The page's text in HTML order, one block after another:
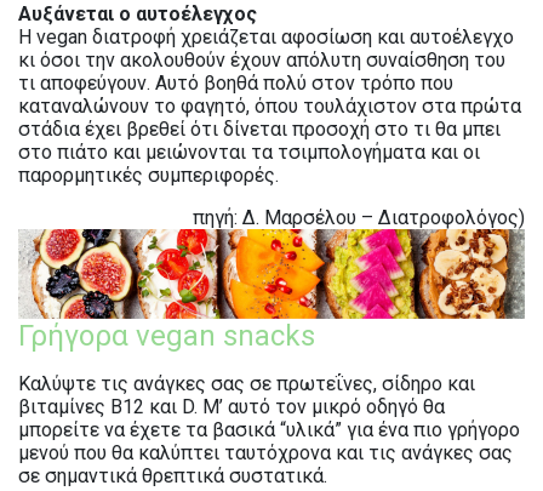
Αυξάνεται ο αυτοέλεγχος
Η vegan διατροφή χρειάζεται αφοσίωση και αυτοέλεγχο
κι όσοι την ακολουθούν έχουν απόλυτη συναίσθηση του
τι αποφεύγουν. Αυτό βοηθά πολύ στον τρόπο που
καταναλώνουν το φαγητό, όπου τουλάχιστον στα πρώτα
στάδια έχει βρεθεί ότι δίνεται προσοχή στο τι θα μπει
στο πιάτο και μειώνονται τα τσιμπολογήματα και οι
παρορμητικές συμπεριφορές.
πηγή: Δ. Μαρσέλου – Διατροφολόγος)
Γρήγορα vegan snacks
Καλύψτε τις ανάγκες σας σε πρωτεΐνες, σίδηρο και
βιταμίνες Β12 και D. Μ’ αυτό τον μικρό οδηγό θα
μπορείτε να έχετε τα βασικά “υλικά” για ένα πιο γρήγορο
μενού που θα καλύπτει ταυτόχρονα και τις ανάγκες σας
σε σημαντικά θρεπτικά συστατικά.